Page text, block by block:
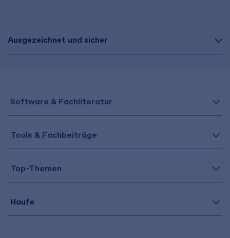
Ausgezeichnet und sicher
Software & Fachliteratur
Tools & Fachbeiträge
Top-Themen
Haufe